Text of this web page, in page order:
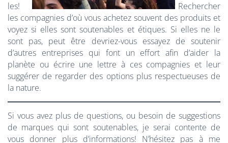
les!
Rechercher
les compagnies d’où vous achetez souvent des produits et
voyez si elles sont soutenables et étiques. Si elles ne le
sont pas, peut être devriez-vous essayez de soutenir
d’autres entreprises qui font un effort afin d’aider la
planète ou écrire une lettre à ces compagnies et leur
suggérer de regarder des options plus respectueuses de
la nature.
Si vous avez plus de questions, ou besoin de suggestions
de marques qui sont soutenables, je serai contente de
vous donner plus d’informations! N’hésitez pas à me